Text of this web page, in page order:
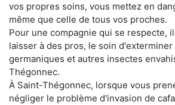
vos propres soins, vous mettez en
même que celle de tous vos proches.
Pour une compagnie qui se respecte,
laisser à des pros, le soin d'exterminer
germaniques et autres insectes
Thégonnec.
À Saint-Thégonnec, lorsque vous
négliger le problème d'invasion de